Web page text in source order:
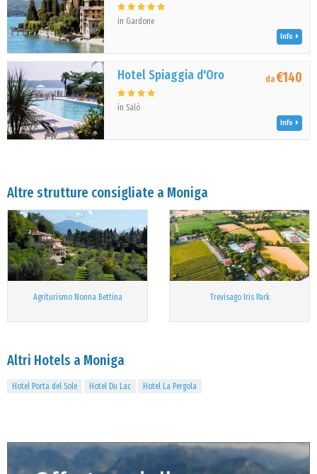
in Gardone
Info
Hotel Spiaggia d'Oro
in Salò
da€140
Info
Altre strutture consigliate a Moniga
Agriturismo Nonna Bettina Trevisago Iris Park
Altri Hotels a Moniga
Hotel Porta del Sole Hotel Du Lac Hotel La Pergola